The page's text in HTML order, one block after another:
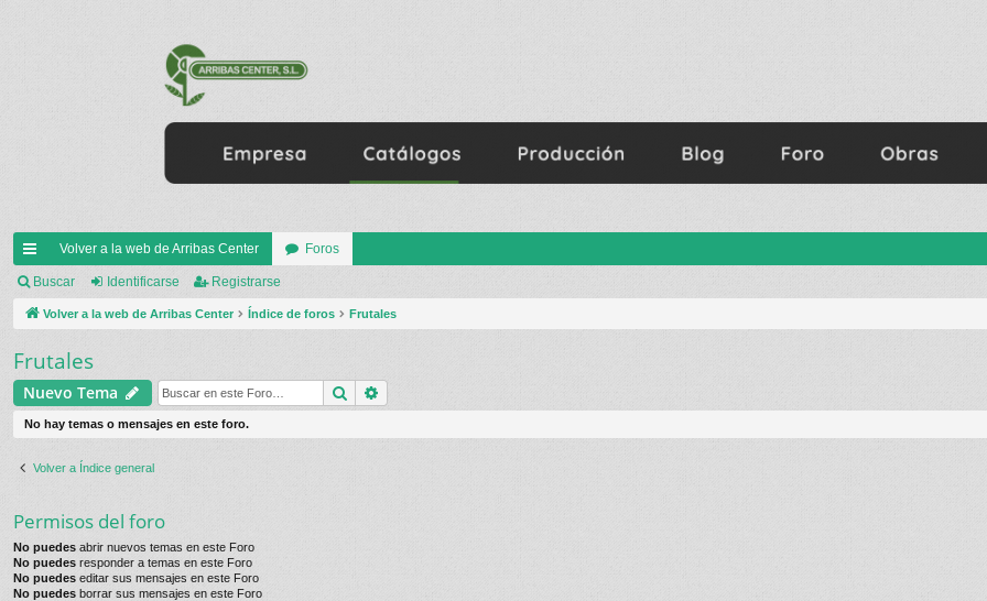
nl
ac
rá
pi
Volver a la web de Arribas Center Foros
Buscar Identificarse Registrarse
Volver a la web de Arribas Center Índice de foros Frutales
Frutales
Nuevo Tema Buscar
No hay temas o mensajes en este foro.
Volver a Índice general
Permisos del foro
No puedes abrir nuevos temas en este Foro
No puedes responder a temas en este Foro
No puedes editar sus mensajes en este Foro
No puedes borrar sus mensajes en este Foro